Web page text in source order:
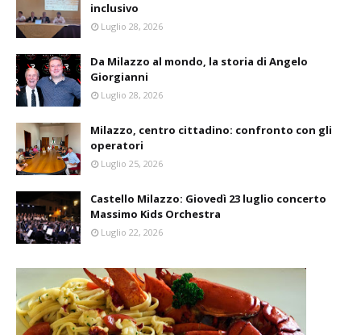
inclusivo
Luglio 28, 2026
Da Milazzo al mondo, la storia di Angelo
Giorgianni
Luglio 28, 2026
Milazzo, centro cittadino: confronto con gli
operatori
Luglio 25, 2026
Castello Milazzo: Giovedì 23 luglio concerto
Massimo Kids Orchestra
Luglio 22, 2026